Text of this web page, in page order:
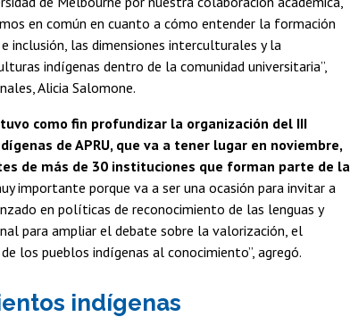
en común en cuanto a cómo entender la formación
inclusión, las dimensiones interculturales y la
indígenas dentro de la comunidad universitaria”,
Alicia Salomone.
como fin profundizar la organización del III
de APRU, que va a tener lugar en noviembre,
de más de 30 instituciones que forman parte de la
importante porque va a ser una ocasión para invitar a
en políticas de reconocimiento de las lenguas y
para ampliar el debate sobre la valorización, el
los pueblos indígenas al conocimiento”, agregó.
indígenas